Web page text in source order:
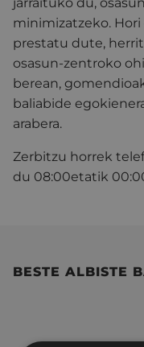
minimizatzeko. Hori
prestatu dute,
osasun-zentroko
berean,
baliabide
arabera.
Zerbitzu horrek
du 08:00etatik
BESTE ALBISTE